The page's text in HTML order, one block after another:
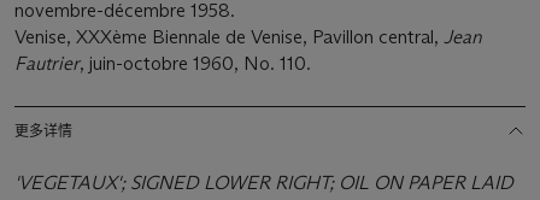
novembre-décembre 1958.
Venise, XXXème Biennale de Venise, Pavillon central, Jean
Fautrier, juin-octobre 1960, No. 110.
更多详情
'VEGETAUX'; SIGNED LOWER RIGHT; OIL ON PAPER LAID